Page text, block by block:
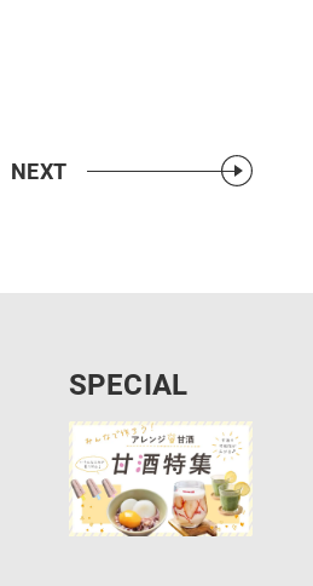
NEXT
SPECIAL